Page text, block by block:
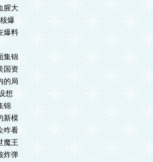
腥大
爆
爆料
集锦
国资
的局
想
锦
新模
咋看
魔王
炸弹